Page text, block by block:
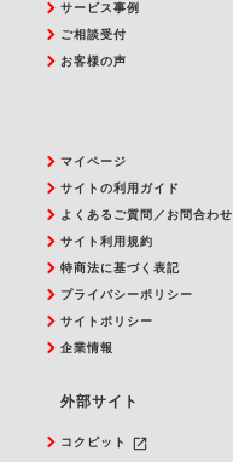
サービス事例
ご相談受付
お客様の声
マイページ
サイトの利用ガイド
よくあるご質問／お問合わせ
サイト利用規約
特商法に基づく表記
プライバシーポリシー
サイトポリシー
企業情報
外部サイト
コクピット
launch